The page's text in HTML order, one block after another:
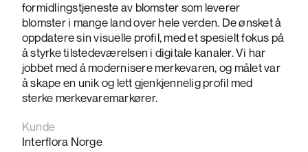
formidlingstjeneste av blomster som leverer
blomster i mange land over hele verden. De ønsket å
oppdatere sin visuelle profil, med et spesielt fokus på
å styrke tilstedeværelsen i digitale kanaler. Vi har
jobbet med å modernisere merkevaren, og målet var
å skape en unik og lett gjenkjennelig profil med
sterke merkevaremarkører.
Kunde
Interflora Norge